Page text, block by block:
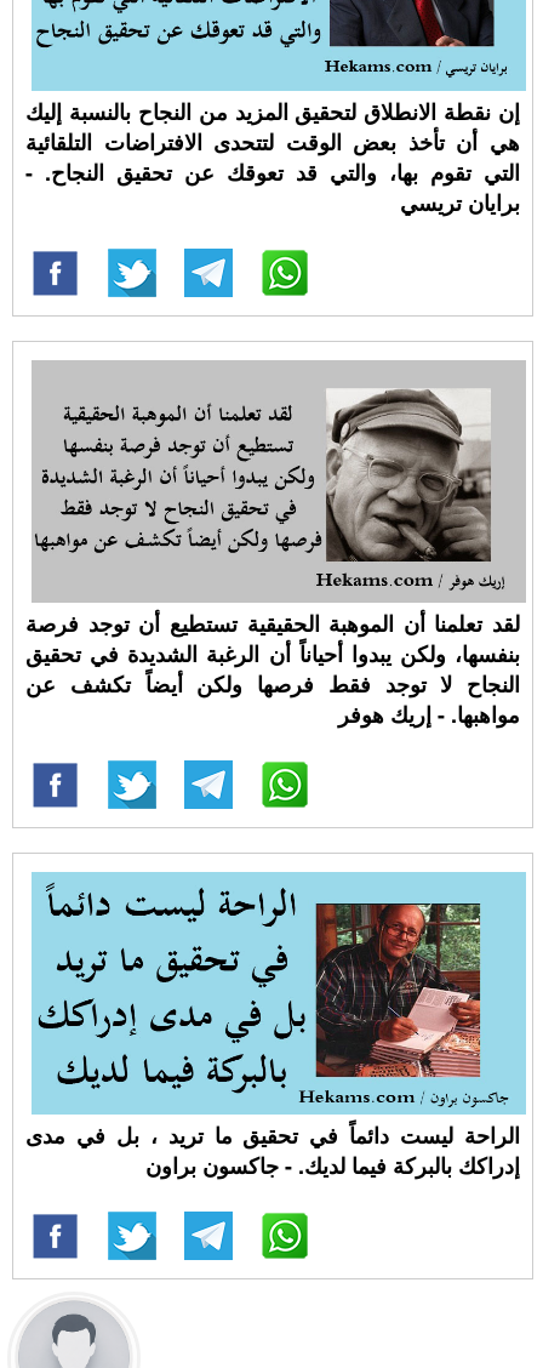
إن نقطة الانطلاق لتحقيق المزيد من النجاح بالنسبة إليك
هي أن تأخذ بعض الوقت لتتحدى الافتراضات التلقائية
التي تقوم بها، والتي قد تعوقك عن تحقيق النجاح. -
برايان تريسي
لقد تعلمنا أن الموهبة الحقيقية تستطيع أن توجد فرصة
بنفسها، ولكن يبدوا أحياناً أن الرغبة الشديدة في تحقيق
النجاح لا توجد فقط فرصها ولكن أيضاً تكشف عن
مواهبها. - إريك هوفر
الراحة ليست دائماً في تحقيق ما تريد ، بل في مدى
إدراكك بالبركة فيما لديك. - جاكسون براون